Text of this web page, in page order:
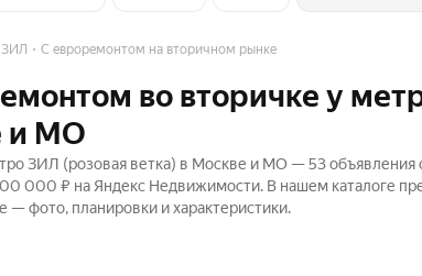
С евроремонтом на вторичном рынке
во вторичке у
и МО
ЗИЛ (розовая ветка) в Москве и МО — 53 объявления
000 ₽ на Яндекс Недвижимости. В нашем каталоге
— фото, планировки и характеристики.